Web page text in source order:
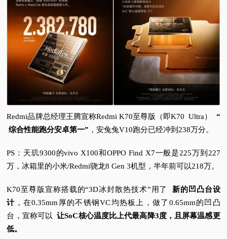
Redmi品牌总经理王腾宣称Redmi K70至尊版（即K70 Ultra） “
综合性能跑分安卓第一” ，安兔兔V10跑分已经冲到238万分。
PS： 天玑9300的vivo X100和OPPO Find X7一般是225万到227
万，冰箱里的小米/Redmi骁龙8 Gen 3机型，半年前可以218万。
K70至尊版宣称搭载的“3D冰封散热技术”用了 新的凹凸台设
计 ，在0.35mm厚的不锈钢VC均热板上，做了0.65mm的凹凸
台，宣称可以让SoC核心温度比上代最高降3度，且屏幕温感更
低。